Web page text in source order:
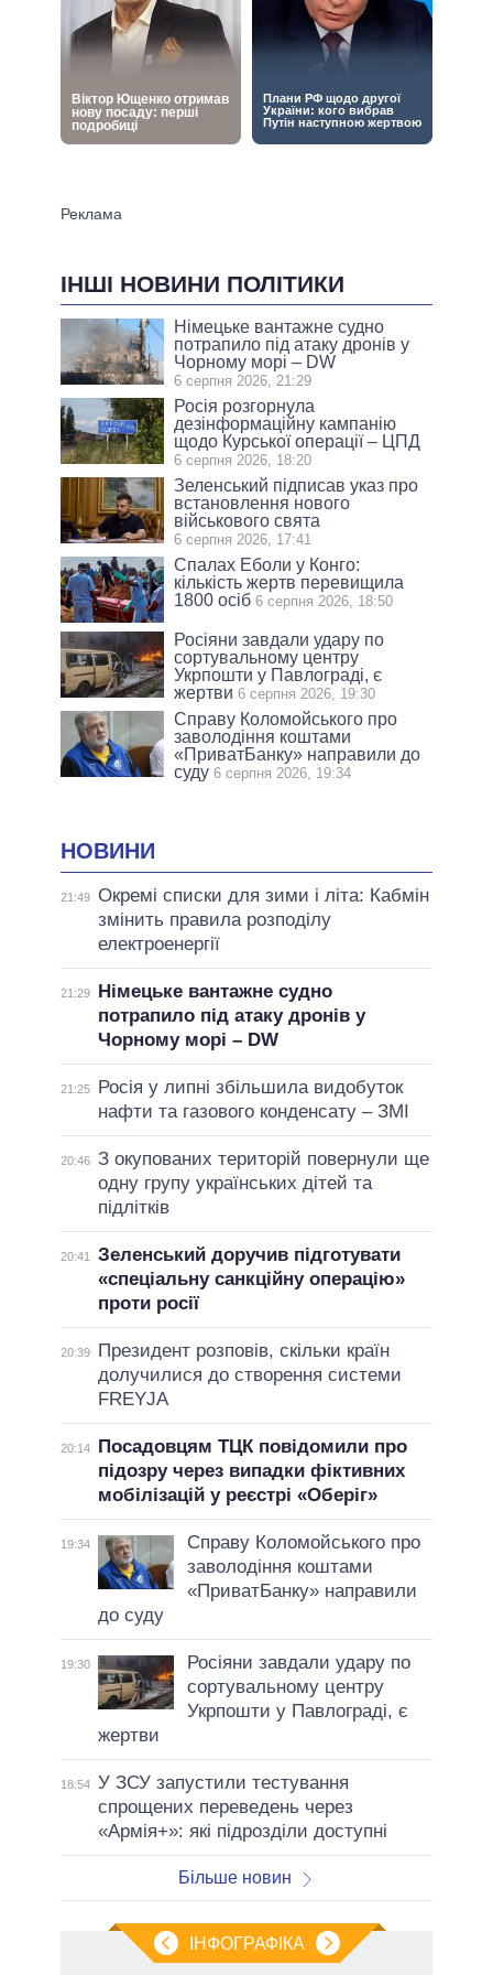
ІНШІ НОВИНИ ПОЛІТИКИ
Німецьке вантажне судно
потрапило під атаку дронів у
Чорному морі – DW
6 серпня 2026, 21:29
Росія розгорнула
дезінформаційну кампанію
щодо Курської операції – ЦПД
6 серпня 2026, 18:20
Зеленський підписав указ про
встановлення нового
військового свята
6 серпня 2026, 17:41
Спалах Еболи у Конго:
кількість жертв перевищила
1800 осіб 6 серпня 2026, 18:50
Росіяни завдали удару по
сортувальному центру
Укрпошти у Павлограді, є
жертви 6 серпня 2026, 19:30
Справу Коломойського про
заволодіння коштами
«ПриватБанку» направили до
суду 6 серпня 2026, 19:34
НОВИНИ
21:49 Окремі списки для зими і літа: Кабмін
змінить правила розподілу
електроенергії
21:29
Німецьке вантажне судно
потрапило під атаку дронів у
Чорному морі – DW
21:25
Росія у липні збільшила видобуток
нафти та газового конденсату – ЗМІ
20:46 З окупованих територій повернули ще
одну групу українських дітей та
підлітків
20:41
Зеленський доручив підготувати
«спеціальну санкційну операцію»
проти росії
20:39
Президент розповів, скільки країн
долучилися до створення системи
FREYJA
20:14
Посадовцям ТЦК повідомили про
підозру через випадки фіктивних
мобілізацій у реєстрі «Оберіг»
19:34
Справу Коломойського про
заволодіння коштами
«ПриватБанку» направили
до суду
19:30
Росіяни завдали удару по
сортувальному центру
Укрпошти у Павлограді, є
жертви
18:54 У ЗСУ запустили тестування
спрощених переведень через
«Армія+»: які підрозділи доступні
Більше новин
ІНФОГРАФІКА